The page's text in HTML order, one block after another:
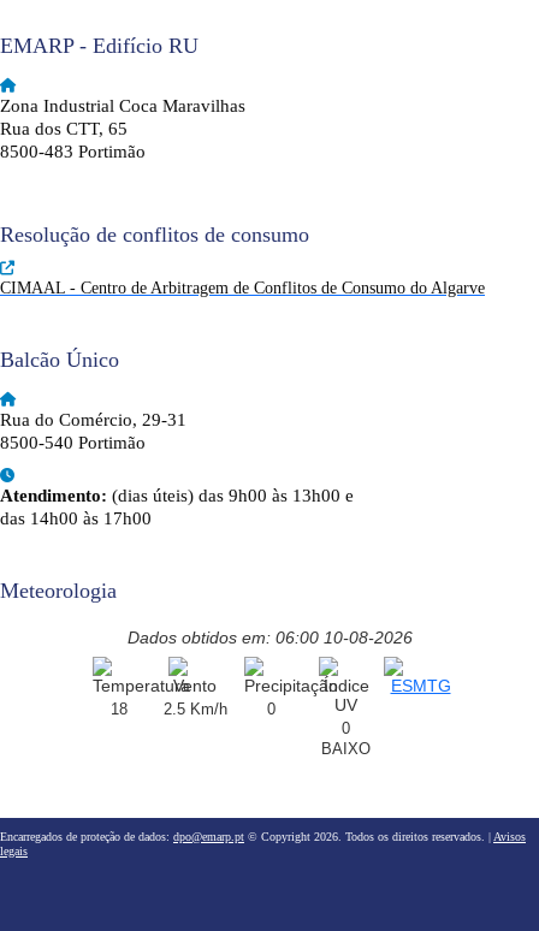
EMARP - Edifício RU
Zona Industrial Coca Maravilhas
Rua dos CTT, 65
8500-483 Portimão
Resolução de conflitos de consumo
CIMAAL - Centro de Arbitragem de Conflitos de Consumo do Algarve
Balcão Único
Rua do Comércio, 29-31
8500-540 Portimão
Atendimento: (dias úteis) das 9h00 às 13h00 e
das 14h00 às 17h00
Meteorologia
Dados obtidos em: 06:00 10-08-2026
18 2.5 Km/h
0
0
BAIXO
Encarregados de proteção de dados: dpo@emarp.pt © Copyright 2026. Todos os direitos reservados. |Avisos
legais